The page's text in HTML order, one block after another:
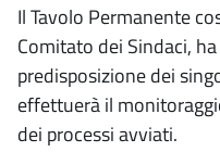
Il Tavolo Permanente
Comitato dei Sindaci,
predisposizione dei
effettuerà il
dei processi avviati.